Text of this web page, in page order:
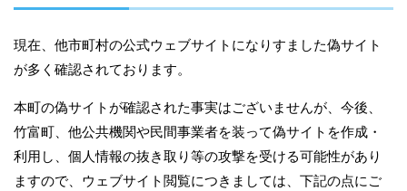
現在、他市町村の公式ウェブサイトになりすました偽サイト
が多く確認されております。
本町の偽サイトが確認された事実はございませんが、今後、
竹富町、他公共機関や民間事業者を装って偽サイトを作成・
利用し、個人情報の抜き取り等の攻撃を受ける可能性があり
ますので、ウェブサイト閲覧につきましては、下記の点にご